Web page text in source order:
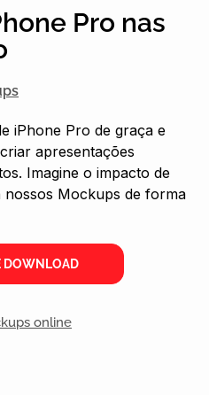
Pro nas
iPhone Pro de graça e
apresentações
Imagine o impacto de
nossos Mockups de forma
DOWNLOAD
online